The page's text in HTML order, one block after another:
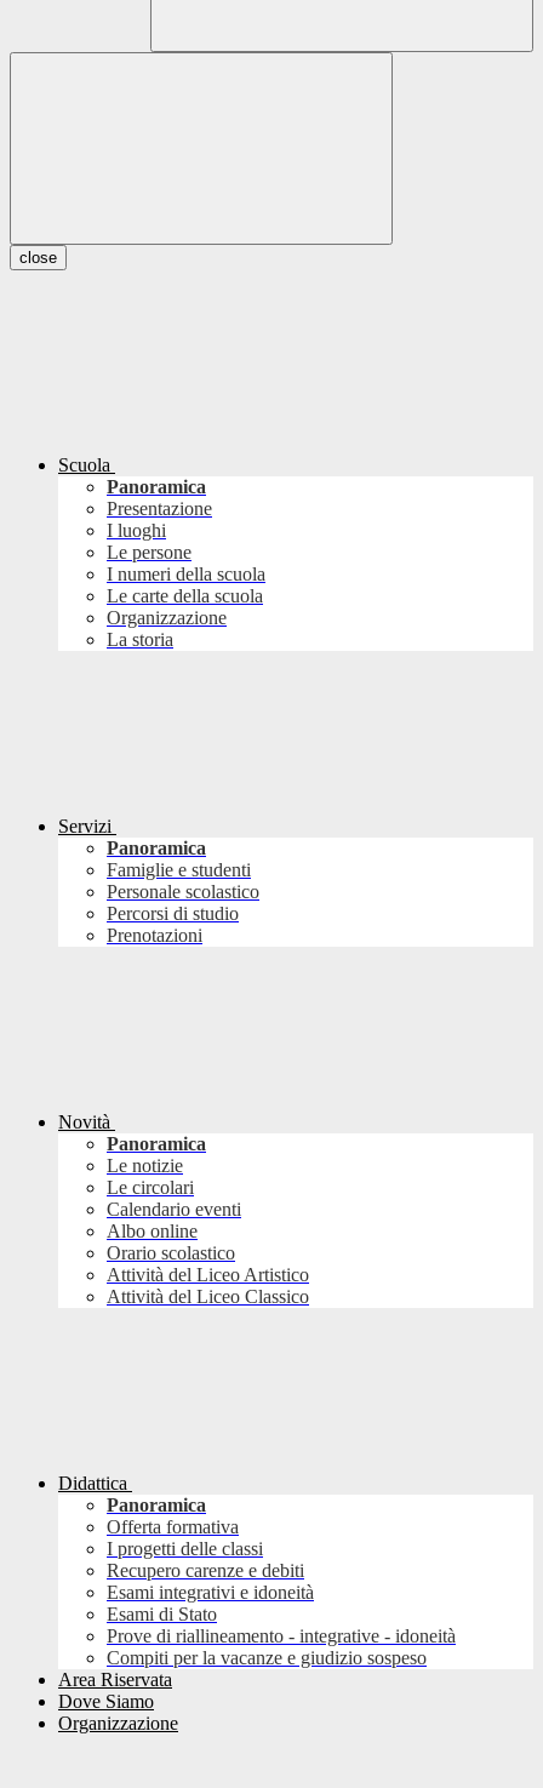
close
Scuola
Panoramica
Presentazione
I luoghi
Le persone
I numeri della scuola
Le carte della scuola
Organizzazione
La storia
Servizi
Panoramica
Famiglie e studenti
Personale scolastico
Percorsi di studio
Prenotazioni
Novità
Panoramica
Le notizie
Le circolari
Calendario eventi
Albo online
Orario scolastico
Attività del Liceo Artistico
Attività del Liceo Classico
Didattica
Panoramica
Offerta formativa
I progetti delle classi
Recupero carenze e debiti
Esami integrativi e idoneità
Esami di Stato
Prove di riallineamento - integrative - idoneità
Compiti per la vacanze e giudizio sospeso
Area Riservata
Dove Siamo
Organizzazione